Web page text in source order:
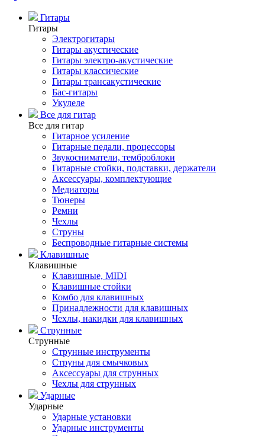
Гитары
Гитары
Электрогитары
Гитары акустические
Гитары электро-акустические
Гитары классические
Гитары трансакустические
Бас-гитары
Укулеле
Все для гитар
Все для гитар
Гитарное усиление
Гитарные педали, процессоры
Звукосниматели, темброблоки
Гитарные стойки, подставки, держатели
Аксессуары, комплектующие
Медиаторы
Тюнеры
Ремни
Чехлы
Струны
Беспроводные гитарные системы
Клавишные
Клавишные
Клавишные, MIDI
Клавишные стойки
Комбо для клавишных
Принадлежности для клавишных
Чехлы, накидки для клавишных
Струнные
Струнные
Струнные инструменты
Струны для смычковых
Аксессуары для струнных
Чехлы для струнных
Ударные
Ударные
Ударные установки
Ударные инструменты